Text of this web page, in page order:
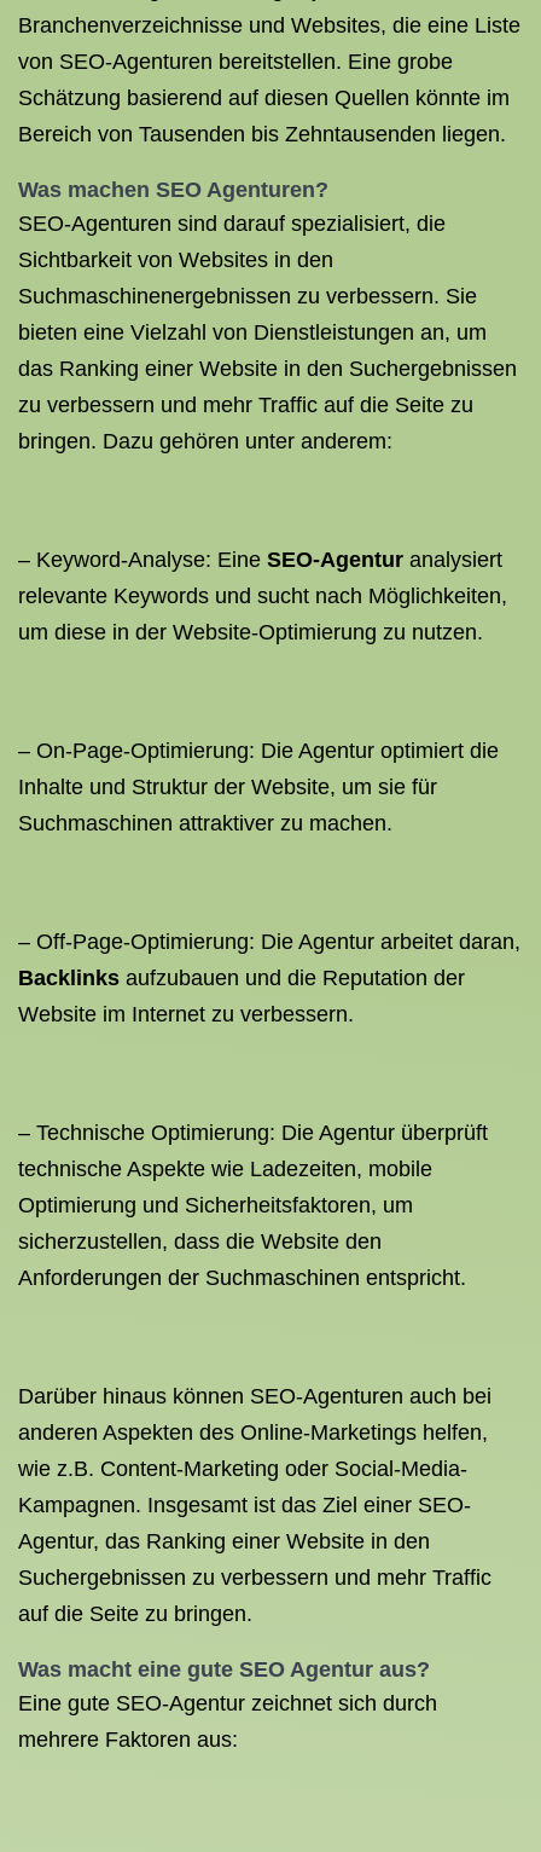
Branchenverzeichnisse und Websites, die eine Liste
von SEO-Agenturen bereitstellen. Eine grobe
Schätzung basierend auf diesen Quellen könnte im
Bereich von Tausenden bis Zehntausenden liegen.
Was machen SEO Agenturen?
SEO-Agenturen sind darauf spezialisiert, die
Sichtbarkeit von Websites in den
Suchmaschinenergebnissen zu verbessern. Sie
bieten eine Vielzahl von Dienstleistungen an, um
das Ranking einer Website in den Suchergebnissen
zu verbessern und mehr Traffic auf die Seite zu
bringen. Dazu gehören unter anderem:
– Keyword-Analyse: Eine SEO-Agentur analysiert
relevante Keywords und sucht nach Möglichkeiten,
um diese in der Website-Optimierung zu nutzen.
– On-Page-Optimierung: Die Agentur optimiert die
Inhalte und Struktur der Website, um sie für
Suchmaschinen attraktiver zu machen.
– Off-Page-Optimierung: Die Agentur arbeitet daran,
Backlinks aufzubauen und die Reputation der
Website im Internet zu verbessern.
– Technische Optimierung: Die Agentur überprüft
technische Aspekte wie Ladezeiten, mobile
Optimierung und Sicherheitsfaktoren, um
sicherzustellen, dass die Website den
Anforderungen der Suchmaschinen entspricht.
Darüber hinaus können SEO-Agenturen auch bei
anderen Aspekten des Online-Marketings helfen,
wie z.B. Content-Marketing oder Social-Media-
Kampagnen. Insgesamt ist das Ziel einer SEO-
Agentur, das Ranking einer Website in den
Suchergebnissen zu verbessern und mehr Traffic
auf die Seite zu bringen.
Was macht eine gute SEO Agentur aus?
Eine gute SEO-Agentur zeichnet sich durch
mehrere Faktoren aus: